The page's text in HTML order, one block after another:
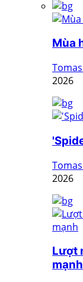
Mùa
2026
2026
Lượt
mạnh